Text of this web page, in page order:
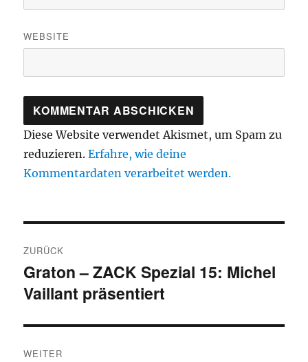
WEBSITE
Diese Website verwendet Akismet, um Spam zu
reduzieren.Erfahre, wie deine
Kommentardaten verarbeitet werden.
ZURÜCK
Vorheriger
Beitrag:
Graton – ZACK Spezial 15: Michel
Vaillant präsentiert
WEITER